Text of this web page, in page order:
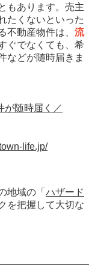
もあります。売主
たくないといった
不動産物件は、 流
ぐでなくても、希
などが随時届きま
が随時届く／
life.jp/
地域の「 ハザード
を把握して大切な